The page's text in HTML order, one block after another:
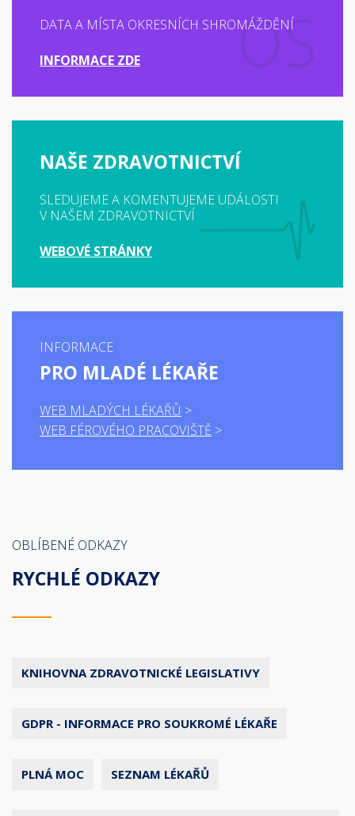
DATA A MÍSTA OKRESNÍCH SHROMÁŽDĚNÍ
INFORMACE ZDE
NAŠE ZDRAVOTNICTVÍ
SLEDUJEME A KOMENTUJEME UDÁLOSTI
V NAŠEM ZDRAVOTNICTVÍ
WEBOVÉ STRÁNKY
INFORMACE
PRO MLADÉ LÉKAŘE
WEB MLADÝCH LÉKAŘŮ
WEB FÉROVÉHO PRACOVIŠTĚ
OBLÍBENÉ ODKAZY
RYCHLÉ ODKAZY
KNIHOVNA ZDRAVOTNICKÉ LEGISLATIVY
GDPR - INFORMACE PRO SOUKROMÉ LÉKAŘE
PLNÁ MOC SEZNAM LÉKAŘŮ